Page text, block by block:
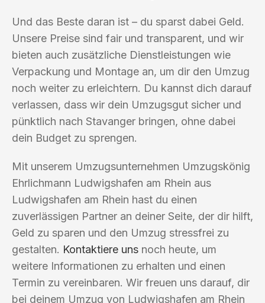
Und das Beste daran ist – du sparst dabei Geld.
Unsere Preise sind fair und transparent, und wir
bieten auch zusätzliche Dienstleistungen wie
Verpackung und Montage an, um dir den Umzug
noch weiter zu erleichtern. Du kannst dich darauf
verlassen, dass wir dein Umzugsgut sicher und
pünktlich nach Stavanger bringen, ohne dabei
dein Budget zu sprengen.
Mit unserem Umzugsunternehmen Umzugskönig
Ehrlichmann Ludwigshafen am Rhein aus
Ludwigshafen am Rhein hast du einen
zuverlässigen Partner an deiner Seite, der dir hilft,
Geld zu sparen und den Umzug stressfrei zu
gestalten. Kontaktiere uns noch heute, um
weitere Informationen zu erhalten und einen
Termin zu vereinbaren. Wir freuen uns darauf, dir
bei deinem Umzug von Ludwigshafen am Rhein